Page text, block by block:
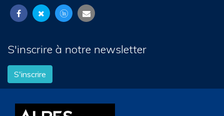
S'inscrire à notre newsletter
S'inscrire